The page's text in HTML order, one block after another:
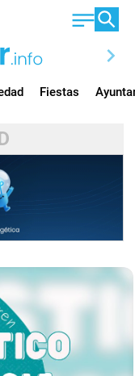
chevron_right
Fiestas